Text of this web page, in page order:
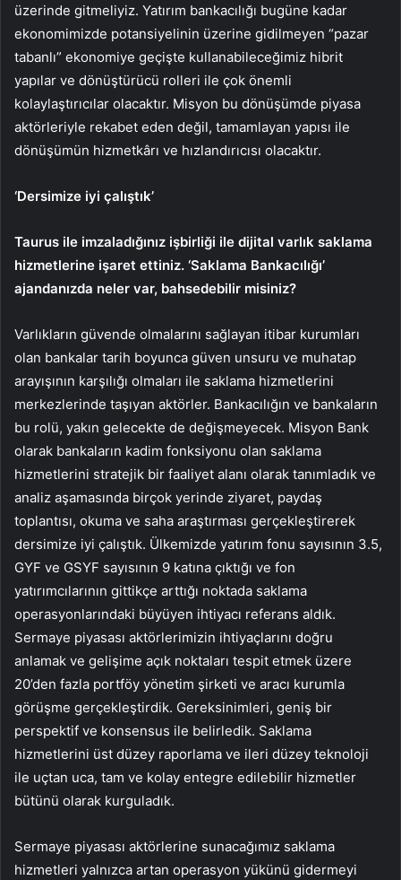
üzerinde gitmeliyiz. Yatırım bankacılığı bugüne kadar
ekonomimizde potansiyelinin üzerine gidilmeyen “pazar
tabanlı” ekonomiye geçişte kullanabileceğimiz hibrit
yapılar ve dönüştürücü rolleri ile çok önemli
kolaylaştırıcılar olacaktır. Misyon bu dönüşümde piyasa
aktörleriyle rekabet eden değil, tamamlayan yapısı ile
dönüşümün hizmetkârı ve hızlandırıcısı olacaktır.
‘Dersimize iyi çalıştık’
Taurus ile imzaladığınız işbirliği ile dijital varlık saklama
hizmetlerine işaret ettiniz. ‘Saklama Bankacılığı’
ajandanızda neler var, bahsedebilir misiniz?
Varlıkların güvende olmalarını sağlayan itibar kurumları
olan bankalar tarih boyunca güven unsuru ve muhatap
arayışının karşılığı olmaları ile saklama hizmetlerini
merkezlerinde taşıyan aktörler. Bankacılığın ve bankaların
bu rolü, yakın gelecekte de değişmeyecek. Misyon Bank
olarak bankaların kadim fonksiyonu olan saklama
hizmetlerini stratejik bir faaliyet alanı olarak tanımladık ve
analiz aşamasında birçok yerinde ziyaret, paydaş
toplantısı, okuma ve saha araştırması gerçekleştirerek
dersimize iyi çalıştık. Ülkemizde yatırım fonu sayısının 3.5,
GYF ve GSYF sayısının 9 katına çıktığı ve fon
yatırımcılarının gittikçe arttığı noktada saklama
operasyonlarındaki büyüyen ihtiyacı referans aldık.
Sermaye piyasası aktörlerimizin ihtiyaçlarını doğru
anlamak ve gelişime açık noktaları tespit etmek üzere
20’den fazla portföy yönetim şirketi ve aracı kurumla
görüşme gerçekleştirdik. Gereksinimleri, geniş bir
perspektif ve konsensus ile belirledik. Saklama
hizmetlerini üst düzey raporlama ve ileri düzey teknoloji
ile uçtan uca, tam ve kolay entegre edilebilir hizmetler
bütünü olarak kurguladık.
Sermaye piyasası aktörlerine sunacağımız saklama
hizmetleri yalnızca artan operasyon yükünü gidermeyi